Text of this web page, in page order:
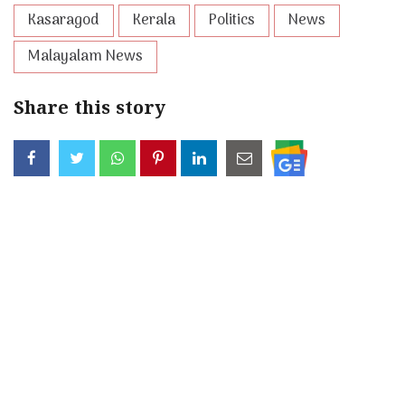
Kasaragod Kerala Politics
News
Malayalam News
Share this story